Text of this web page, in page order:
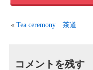
«Tea ceremony 茶道
コメントを残す